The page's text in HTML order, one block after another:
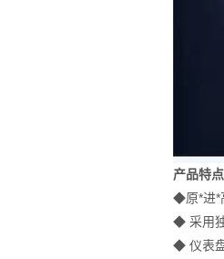
产品
◆原*进*
◆ 采用
◆ 仪表